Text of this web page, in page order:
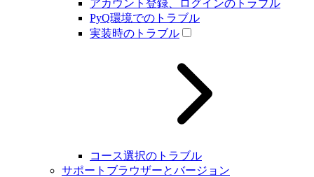
アカウント登録、ログインのトラブル
PyQ環境でのトラブル
実装時のトラブル
コース選択のトラブル
サポートブラウザーとバージョン